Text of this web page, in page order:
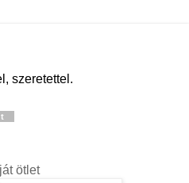
szeretettel.
ötlet